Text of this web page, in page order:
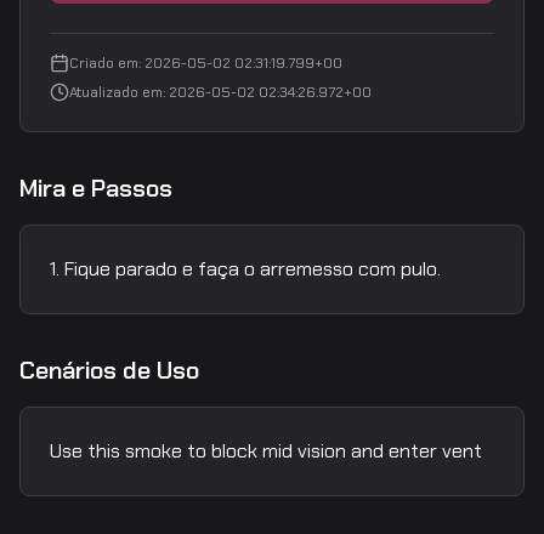
Criado em: 2026-05-02 02:31:19.799+00
Atualizado em: 2026-05-02 02:34:26.972+00
Mira e Passos
Fique parado e faça o arremesso com pulo.
Cenários de Uso
Use this smoke to block mid vision and enter vent